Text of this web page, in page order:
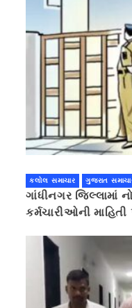
કલોલ સમાચાર ગુજરાત
ગાંધીનગર જિલ્લામાં
કર્મચારીઓની